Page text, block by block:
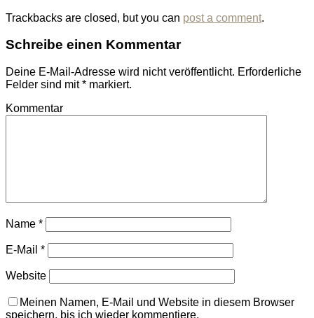
Trackbacks are closed, but you can post a comment.
Schreibe einen Kommentar
Deine E-Mail-Adresse wird nicht veröffentlicht. Erforderliche
Felder sind mit* markiert.
Kommentar
Name *
E-Mail *
Website
Meinen Namen, E-Mail und Website in diesem Browser
speichern, bis ich wieder kommentiere.